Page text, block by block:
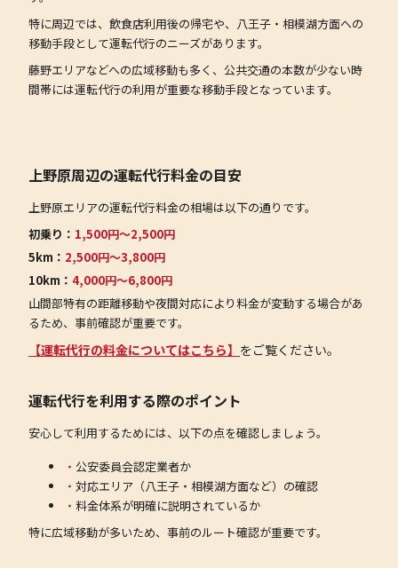
特に周辺では、飲食店利用後の帰宅や、八王子・相模湖方面への
移動手段として運転代行のニーズがあります。
藤野エリアなどへの広域移動も多く、公共交通の本数が少ない時
間帯には運転代行の利用が重要な移動手段となっています。
上野原周辺の運転代行料金の目安
上野原エリアの運転代行料金の相場は以下の通りです。
初乗り： 1,500円〜2,500円
5km： 2,500円〜3,800円
10km： 4,000円〜6,800円
山間部特有の距離移動や夜間対応により料金が変動する場合があ
るため、事前確認が重要です。
【運転代行の料金についてはこちら】 をご覧ください。
運転代行を利用する際のポイント
安心して利用するためには、以下の点を確認しましょう。
公安委員会認定業者か
対応エリア（八王子・相模湖方面など）の確認
料金体系が明確に説明されているか
特に広域移動が多いため、事前のルート確認が重要です。